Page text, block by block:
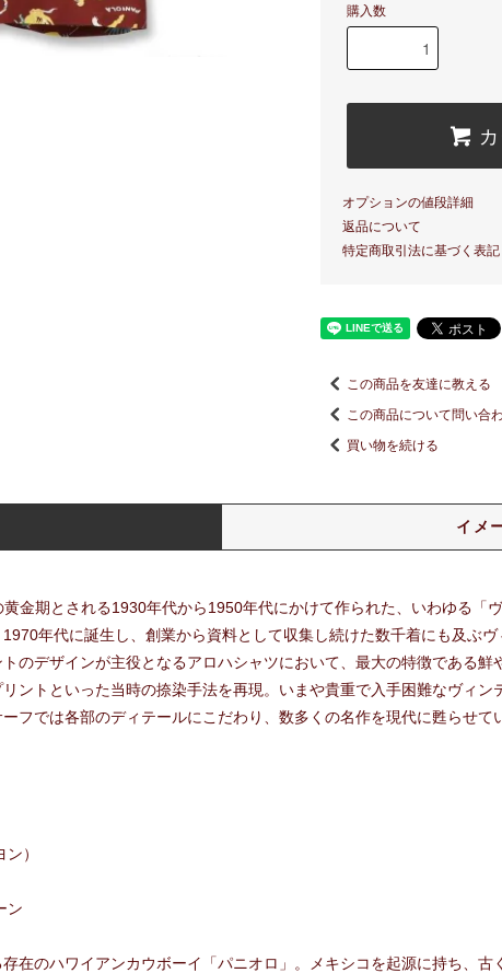
購入数
オプションの値段詳細
返品について
特定商取引法に基づく表記
この商品を友達に教える
この商品について問い合
買い物を続ける
イメ
金期とされる1930年代から1950年代にかけて作られた、いわゆる「
年代に誕生し、創業から資料として収集し続けた数千着にも及ぶヴ
のデザインが主役となるアロハシャツにおいて、最大の特徴である
ントといった当時の捺染手法を再現。いまや貴重で入手困難なヴィン
フでは各部のディテールにこだわり、数多くの名作を現代に甦らせて
）
ン
在のハワイアンカウボーイ「パニオロ」。メキシコを起源に持ち、古